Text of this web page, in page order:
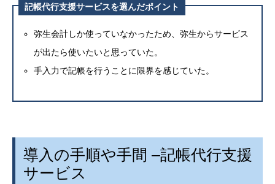
記帳代行支援サービスを選んだポイント
弥生会計しか使っていなかったため、弥生からサービス
が出たら使いたいと思っていた。
手入力で記帳を行うことに限界を感じていた。
導入の手順や手間 –記帳代行支援
サービス